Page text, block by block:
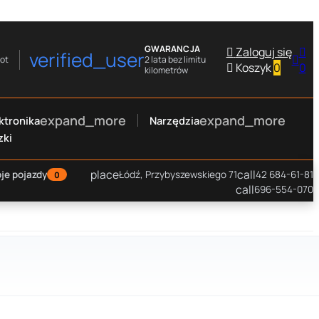
verified_userGWARANCJA
2 lata bez limitu
kilometrów
 Zaloguj się
 Koszyk 0 
0
expand_more Narzędziaexpand_more
pojazdy 0 placeŁódź, Przybyszewskiego 71call42 684-61-81
call696-554-070